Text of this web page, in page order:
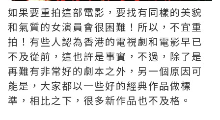
如果要重拍這部電影，要找有同樣的美貌
和氣質的女演員會很困難！所以，不宜重
拍！有些人認為香港的電視劇和電影早已
不及從前，這也許是事實，不過，除了是
再難有非常好的劇本之外，另一個原因可
能是，大家都以一些好的經典作品做標
準，相比之下，很多新作品也不及格。 ​​​